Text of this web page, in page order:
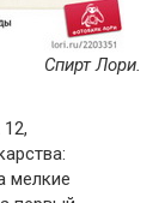
Спирт Лори.
мелкие